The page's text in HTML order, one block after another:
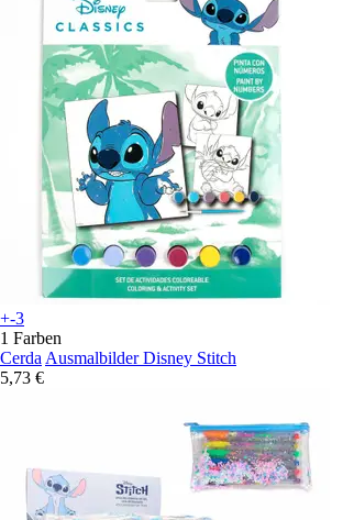
+-3
1 Farben
Cerda Ausmalbilder Disney Stitch
5,73 €